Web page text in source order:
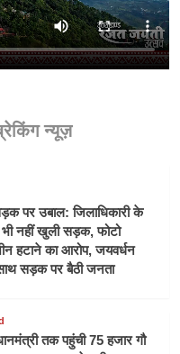
न्यूज़
पर उबाल: जिलाधिकारी के
भी नहीं खुली सड़क, फोटो
हटाने का आरोप, जयवर्धन
सड़क पर बैठी जनता
तक पहुंची 75 हजार गौ